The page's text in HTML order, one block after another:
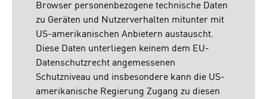
Browser personenbezogene technische Daten
zu Geräten und Nutzerverhalten mitunter mit
US-amerikanischen Anbietern austauscht.
Diese Daten unterliegen keinem dem EU-
Datenschutzrecht angemessenen
Schutzniveau und insbesondere kann die US-
amerikanische Regierung Zugang zu diesen